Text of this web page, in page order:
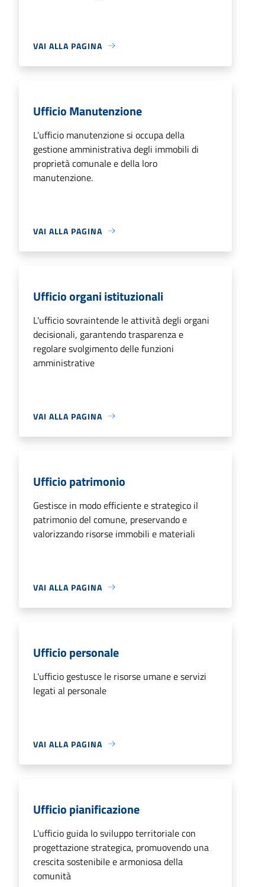
VAI ALLA PAGINA
Ufficio Manutenzione
L’ufficio manutenzione si occupa della
gestione amministrativa degli immobili di
proprietà comunale e della loro
manutenzione.
VAI ALLA PAGINA
Ufficio organi istituzionali
L'ufficio sovraintende le attività degli organi
decisionali, garantendo trasparenza e
regolare svolgimento delle funzioni
amministrative
VAI ALLA PAGINA
Ufficio patrimonio
Gestisce in modo efficiente e strategico il
patrimonio del comune, preservando e
valorizzando risorse immobili e materiali
VAI ALLA PAGINA
Ufficio personale
L'ufficio gestusce le risorse umane e servizi
legati al personale
VAI ALLA PAGINA
Ufficio pianificazione
L'ufficio guida lo sviluppo territoriale con
progettazione strategica, promuovendo una
crescita sostenibile e armoniosa della
comunità